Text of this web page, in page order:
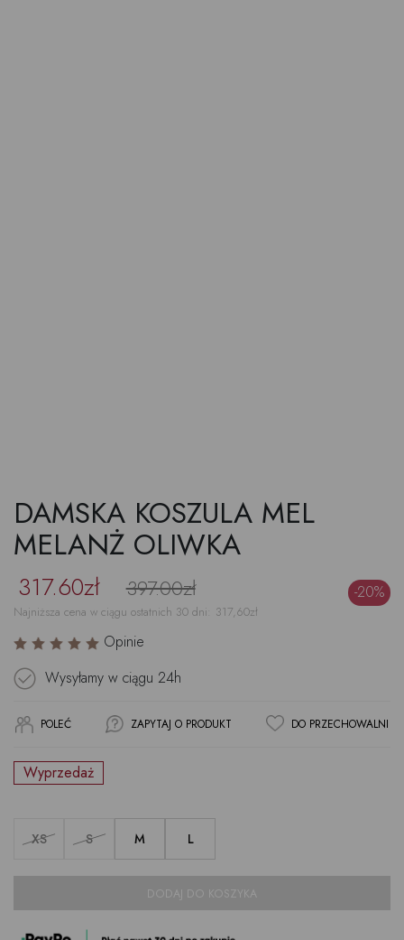
DAMSKA KOSZULA MEL
MELANŻ OLIWKA
317.60zł 397.00zł -20%
Najniższa cena w ciągu ostatnich 30 dni: 317,60zł
Opinie
Wysyłamy w ciągu 24h
POLEĆ ZAPYTAJ O PRODUKT DO PRZECHOWALNI
Wyprzedaż
XS S M L
DODAJ DO KOSZYKA